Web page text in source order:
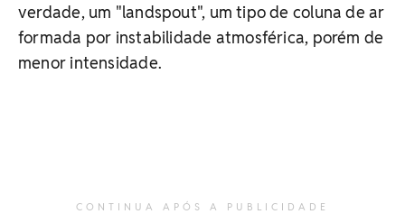
verdade, um "landspout", um tipo de coluna de ar
formada por instabilidade atmosférica, porém de
menor intensidade.
CONTINUA APÓS A PUBLICIDADE